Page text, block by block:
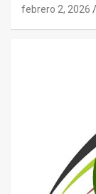
febrero 2, 2026